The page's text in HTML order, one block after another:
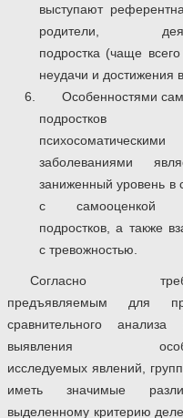
выступают
родители,
подростка (чаще всего
неудачи и достижения
Особенностями
психосоматическими
заболеваниями
заниженный уровень в
с самооценкой
подростков, а также
с тревожностью.
Согласно
предъявляемым для
сравнительного
выявления
исследуемых явлений,
иметь значимые
выделенному критерию